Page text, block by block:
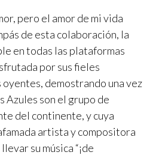
pero el amor de mi vida
de esta colaboración, la
en todas las plataformas
por sus fieles
demostrando una vez
Azules son el grupo de
del continente, y cuya
artista y compositora
su música “¡de